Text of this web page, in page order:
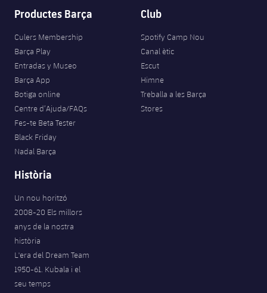
Jugadors
Fotos
Història
Palmarès
Classificació
Junior
Juvenil
Infantil
Aleví
Informació general
plusicon
més
plusicon
més
Actualitat
Masculí
Femení
Bàsquet en cadira de rodes
plusicon
més
Actualitat
Jugadors
Calendari
Resultats
Classificació
Hockey gel
plusicon
més
Actualitat
Jugadors
Calendari
Classificació
plusicon
més
Notícies
Hockey Herba Masculí
Patinatge artístic
Actualitat
Agenda
Escola de Patinatge
Actualitat
Voleibol
plusicon
més
Productes Barça
Culers Membership
Barça Play
Entradas y Museo
Barça App
Botiga online
Centre d’Ajuda/FAQs
Fes-te Beta Tester
Black Friday
Nadal Barça
Club
Spotify Camp Nou
Canal ètic
Escut
Himne
Treballa a les Barça
Stores
Història
Un nou horitzó
2008-20 Els millors
anys de la nostra
història
L'era del Dream Team
1950-61. Kubala i el
seu temps